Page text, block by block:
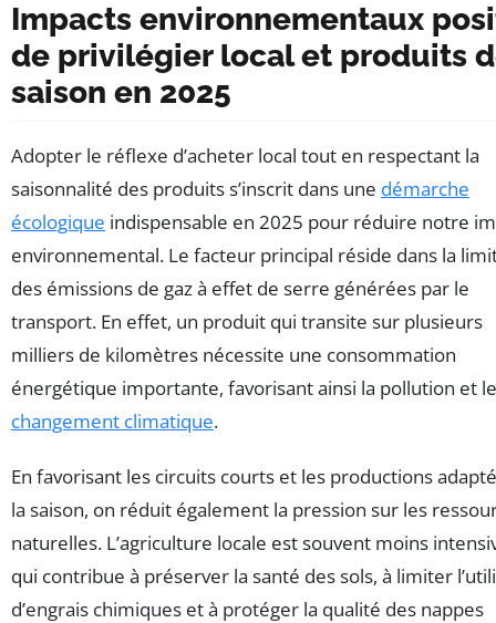
Impacts environnementaux
de privilégier local et produits
saison en 2025
Adopter le réflexe d’acheter local tout en respectant la
saisonnalité des produits s’inscrit dans une démarche
écologique indispensable en 2025 pour réduire notre
environnemental. Le facteur principal réside dans la
des émissions de gaz à effet de serre générées par le
transport. En effet, un produit qui transite sur plusieurs
milliers de kilomètres nécessite une consommation
énergétique importante, favorisant ainsi la pollution et le
changement climatique.
En favorisant les circuits courts et les productions
la saison, on réduit également la pression sur les
naturelles. L’agriculture locale est souvent moins
qui contribue à préserver la santé des sols, à limiter
d’engrais chimiques et à protéger la qualité des nappes